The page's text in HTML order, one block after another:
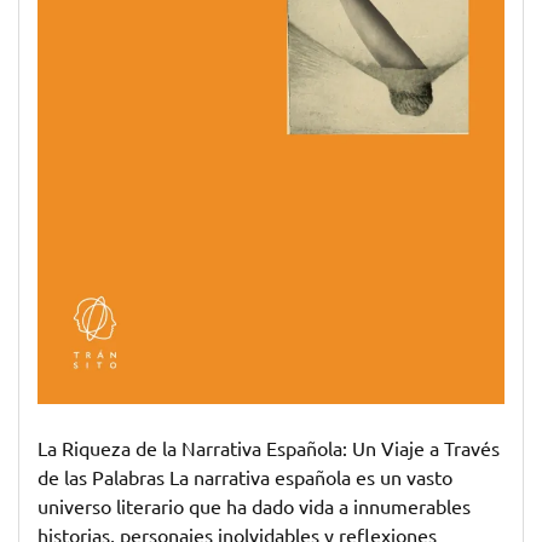
La Riqueza de la Narrativa Española: Un Viaje a Través
de las Palabras La narrativa española es un vasto
universo literario que ha dado vida a innumerables
historias, personajes inolvidables y reflexiones